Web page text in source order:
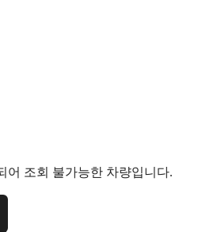
어 조회 불가능한 차량입니다.